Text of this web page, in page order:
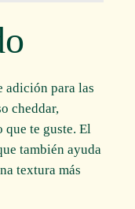
adición para las
cheddar,
que te guste. El
también ayuda
textura más